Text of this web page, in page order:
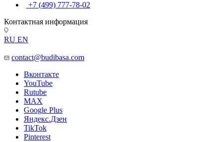
+7 (499) 777-78-02
Контактная информация
RU EN
contact@budibasa.com
Вконтакте
YouTube
Rutube
MAX
Google Plus
Яндекс.Дзен
TikTok
Pinterest